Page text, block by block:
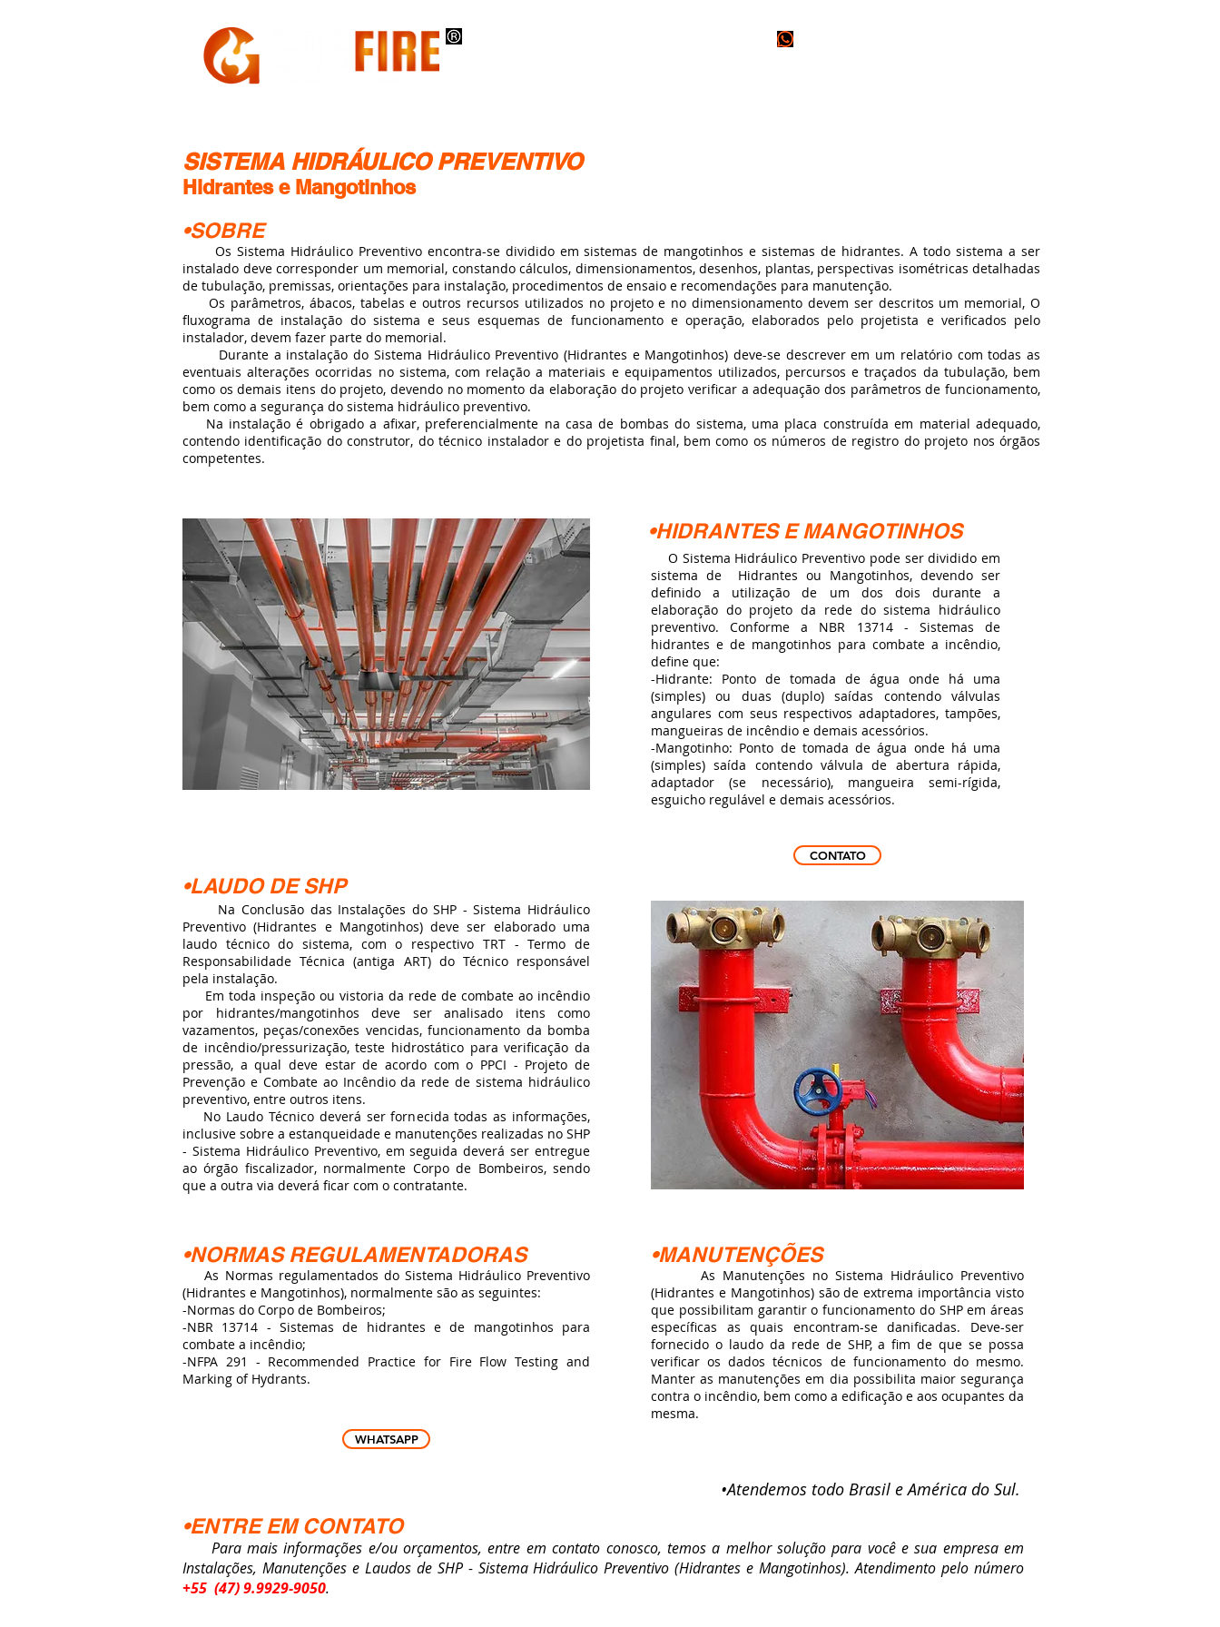
SISTEMA HIDRÁULICO PREVENTIVO
Hidrantes e Mangotinhos
•SOBRE
Os Sistema Hidráulico Preventivo encontra-se dividido em sistemas de mangotinhos e sistemas de hidrantes. A todo sistema a ser
instalado deve corresponder um memorial, constando cálculos, dimensionamentos, desenhos, plantas, perspectivas isométricas detalhadas
de tubulação, premissas, orientações para instalação, procedimentos de ensaio e recomendações para manutenção.
Os parâmetros, ábacos, tabelas e outros recursos utilizados no projeto e no dimensionamento devem ser descritos um memorial, O
fluxograma de instalação do sistema e seus esquemas de funcionamento e operação, elaborados pelo projetista e verificados pelo
instalador, devem fazer parte do memorial.
Durante a instalação do Sistema Hidráulico Preventivo (Hidrantes e Mangotinhos) deve-se descrever em um relatório com todas as
eventuais alterações ocorridas no sistema, com relação a materiais e equipamentos utilizados, percursos e traçados da tubulação, bem
como os demais itens do projeto, devendo no momento da elaboração do projeto verificar a adequação dos parâmetros de funcionamento,
bem como a segurança do sistema hidráulico preventivo.
Na instalação é obrigado a afixar, preferencialmente na casa de bombas do sistema, uma placa construída em material adequado,
contendo identificação do construtor, do técnico instalador e do projetista final, bem como os números de registro do projeto nos órgãos
competentes.
•HIDRANTES E MANGOTINHOS
O Sistema Hidráulico Preventivo pode ser dividido em
sistema de Hidrantes ou Mangotinhos, devendo ser
definido a utilização de um dos dois durante a
elaboração do projeto da rede do sistema hidráulico
preventivo. Conforme a NBR 13714 - Sistemas de
hidrantes e de mangotinhos para combate a incêndio,
define que:
-Hidrante: Ponto de tomada de água onde há uma
(simples) ou duas (duplo) saídas contendo válvulas
angulares com seus respectivos adaptadores, tampões,
mangueiras de incêndio e demais acessórios.
-Mangotinho: Ponto de tomada de água onde há uma
(simples) saída contendo válvula de abertura rápida,
adaptador (se necessário), mangueira semi-rígida,
esguicho regulável e demais acessórios.
CONTATO
•LAUDO DE SHP
Na Conclusão das Instalações do SHP - Sistema Hidráulico
Preventivo (Hidrantes e Mangotinhos) deve ser elaborado uma
laudo técnico do sistema, com o respectivo TRT - Termo de
Responsabilidade Técnica (antiga ART) do Técnico responsável
pela instalação.
Em toda inspeção ou vistoria da rede de combate ao incêndio
por hidrantes/mangotinhos deve ser analisado itens como
vazamentos, peças/conexões vencidas, funcionamento da bomba
de incêndio/pressurização, teste hidrostático para verificação da
pressão, a qual deve estar de acordo com o PPCI - Projeto de
Prevenção e Combate ao Incêndio da rede de sistema hidráulico
preventivo, entre outros itens.
No Laudo Técnico deverá ser fornecida todas as informações,
inclusive sobre a estanqueidade e manutenções realizadas no SHP
- Sistema Hidráulico Preventivo, em seguida deverá ser entregue
ao órgão fiscalizador, normalmente Corpo de Bombeiros, sendo
que a outra via deverá ficar com o contratante.
•NORMAS REGULAMENTADORAS
As Normas regulamentados do Sistema Hidráulico Preventivo
(Hidrantes e Mangotinhos), normalmente são as seguintes:
-Normas do Corpo de Bombeiros;
-NBR 13714 - Sistemas de hidrantes e de mangotinhos para
combate a incêndio;
-NFPA 291 - Recommended Practice for Fire Flow Testing and
Marking of Hydrants.
WHATSAPP
•MANUTENÇÕES
As Manutenções no Sistema Hidráulico Preventivo
(Hidrantes e Mangotinhos) são de extrema importância visto
que possibilitam garantir o funcionamento do SHP em áreas
específicas as quais encontram-se danificadas. Deve-ser
fornecido o laudo da rede de SHP, a fim de que se possa
verificar os dados técnicos de funcionamento do mesmo.
Manter as manutenções em dia possibilita maior segurança
contra o incêndio, bem como a edificação e aos ocupantes da
mesma.
•Atendemos todo Brasil e América do Sul.
•ENTRE EM CONTATO
Para mais informações e/ou orçamentos, entre em contato conosco, temos a melhor solução para você e sua empresa em
Instalações, Manutenções e Laudos de SHP - Sistema Hidráulico Preventivo (Hidrantes e Mangotinhos). Atendimento pelo número
+55 (47) 9.9929-9050.